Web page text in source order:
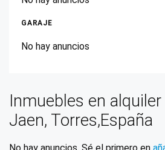
GARAJE
No hay anuncios
Inmuebles en
Jaen, Torres,España